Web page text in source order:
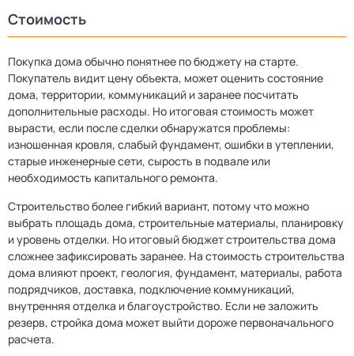
Стоимость
Покупка дома обычно понятнее по бюджету на старте.
Покупатель видит цену объекта, может оценить состояние
дома, территории, коммуникаций и заранее посчитать
дополнительные расходы. Но итоговая стоимость может
вырасти, если после сделки обнаружатся проблемы:
изношенная кровля, слабый фундамент, ошибки в утеплении,
старые инженерные сети, сырость в подвале или
необходимость капитального ремонта.
Строительство более гибкий вариант, потому что можно
выбрать площадь дома, строительные материалы, планировку
и уровень отделки. Но итоговый бюджет строительства дома
сложнее зафиксировать заранее. На стоимость строительства
дома влияют проект, геология, фундамент, материалы, работа
подрядчиков, доставка, подключение коммуникаций,
внутренняя отделка и благоустройство. Если не заложить
резерв, стройка дома может выйти дороже первоначального
расчета.